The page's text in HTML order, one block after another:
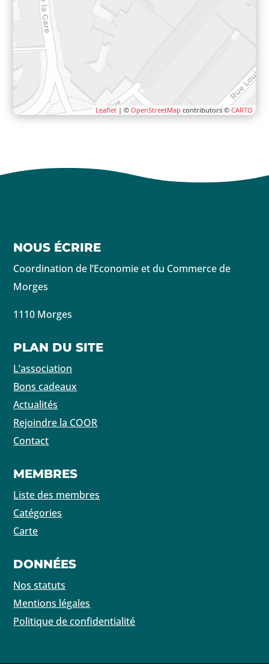
Leaflet| © OpenStreetMap contributors © CARTO
NOUS ÉCRIRE
Coordination de l’Economie et du Commerce de
Morges
1110 Morges
PLAN DU SITE
L’association
Bons cadeaux
Actualités
Rejoindre la COOR
Contact
MEMBRES
Liste des membres
Catégories
Carte
DONNÉES
Nos statuts
Mentions légales
Politique de confidentialité